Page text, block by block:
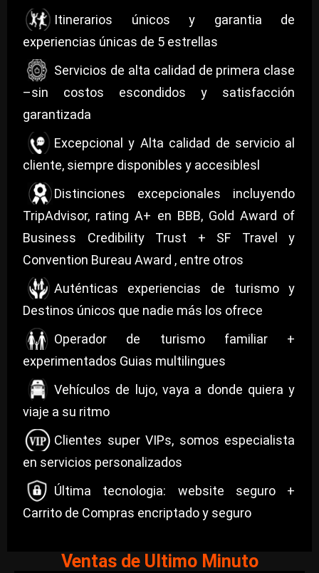
Itinerarios únicos y garantia de
experiencias únicas de 5 estrellas
Servicios de alta calidad de primera clase
–sin costos escondidos y satisfacción
garantizada
Excepcional y Alta calidad de servicio al
cliente, siempre disponibles y accesiblesl
Distinciones excepcionales incluyendo
TripAdvisor, rating A+ en BBB, Gold Award of
Business Credibility Trust + SF Travel y
Convention Bureau Award , entre otros
Auténticas experiencias de turismo y
Destinos únicos que nadie más los ofrece
Operador de turismo familiar +
experimentados Guias multilingues
Vehículos de lujo, vaya a donde quiera y
viaje a su ritmo
Clientes super VIPs, somos especialista
en servicios personalizados
Última tecnologia: website seguro +
Carrito de Compras encriptado y seguro
Ventas de Ultimo Minuto